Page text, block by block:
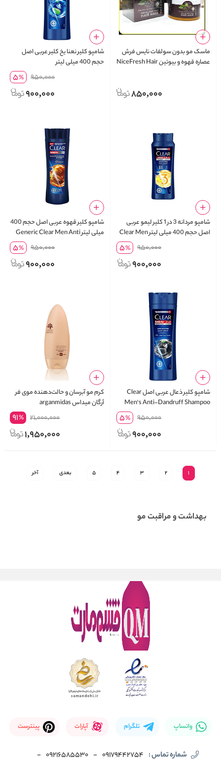
ماسک مو بدون سولفات نایس فرش
عصاره قهوه و بیوتین NiceFresh Hair
850,000
شامپو کلیر نعنا یخ کلیر عربی اصل
حجم 400 میلی لیتر
950,000
5%
900,000
شامپو مردانه 3 در 1 کلیر لیمو عربی
اصل حجم 400 میلی لیتر Clear Men
3 in 1 Shampoo Active Fresh
950,000
5%
900,000
شامپو کلیر قهوه عربی اصل حجم 400
میلی لیتر Generic Clear Men Anti
950,000
5%
900,000
شامپو کلیر ذعال عربی اصل Clear
Men's Anti-Dandruff Shampoo
950,000
5%
900,000
کرم مو آبرسان و حالت‌دهنده موی فر
آرگان میداس arganmidas
21,000,000
91%
1,950,000
1
2
3
4
5 بعدی آخر
بهداشت و مراقبت مو
واتساپ تلگرام آپارات پینترست
شماره تماس : 09179442754
-
09216585530
-